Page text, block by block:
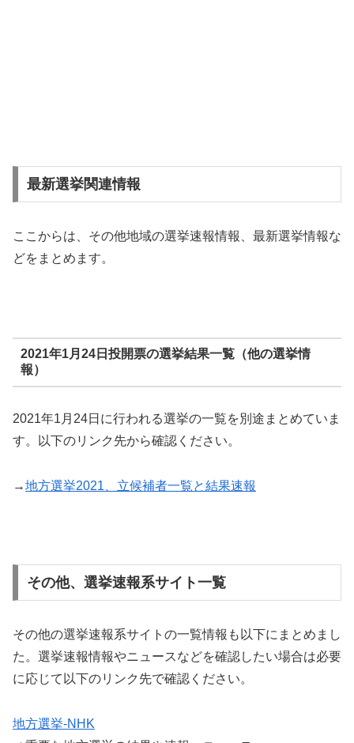
最新選挙関連情報
ここからは、その他地域の選挙速報情報、最新選挙情報な
どをまとめます。
2021年1月24日投開票の選挙結果一覧（他の選挙情
報）
2021年1月24日に行われる選挙の一覧を別途まとめていま
す。以下のリンク先から確認ください。
→地方選挙2021、立候補者一覧と結果速報
その他、選挙速報系サイト一覧
その他の選挙速報系サイトの一覧情報も以下にまとめまし
た。選挙速報情報やニュースなどを確認したい場合は必要
に応じて以下のリンク先で確認ください。
地方選挙-NHK